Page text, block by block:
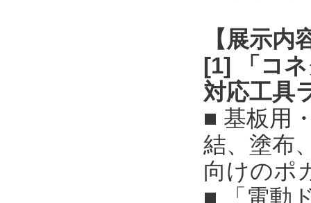
【展示内
[1] 「コ
対応工具
■ 基板用
結、塗布
向けのポ
■ 「電動